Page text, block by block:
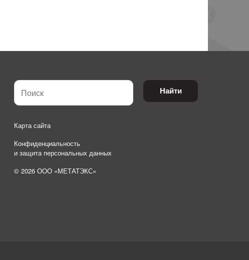
Найти
Карта сайта
Конфиденциальность
и защита персональных данных
© 2026 ООО «МЕТАТЭКС»